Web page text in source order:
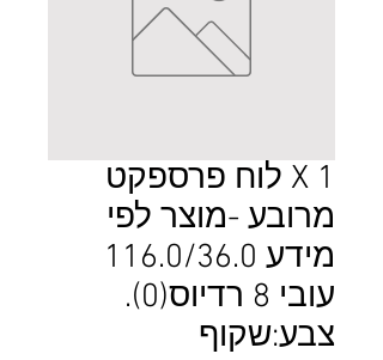
1 X לוח פרספקט
מרובע -מוצר לפי
מידע 116.0/36.0
עובי 8 רדיוס(0).
צבע:שקוף